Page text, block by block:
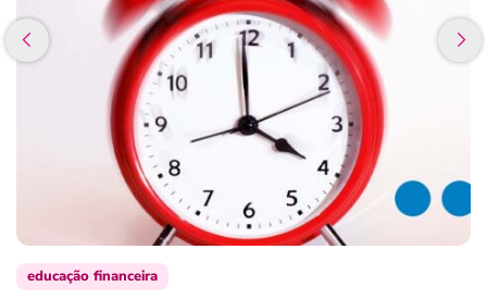
educação financeira